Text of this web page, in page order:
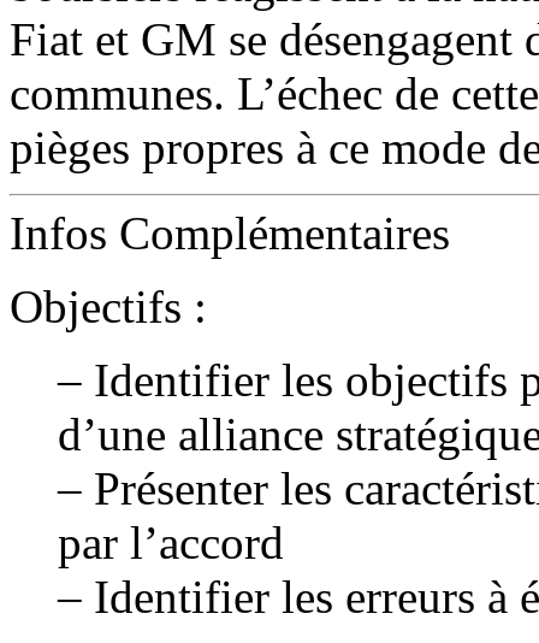
Fiat et GM se
communes. L’échec de
pièges propres à ce mode
Infos Complémentaires
Objectifs :
– Identifier les objectifs
d’une alliance
– Présenter les
par l’accord
– Identifier les erreurs à